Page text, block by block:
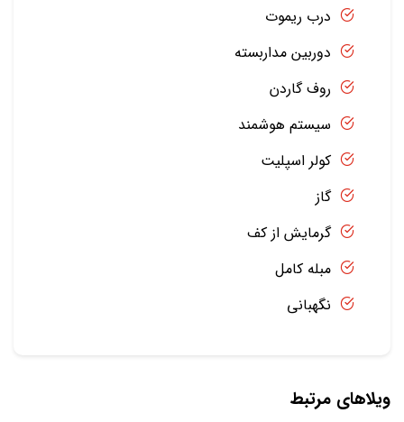
درب ریموت
دوربین مداربسته
روف گاردن
سیستم هوشمند
کولر اسپلیت
گاز
گرمایش از کف
مبله کامل
نگهبانی
ویلاهای مرتبط